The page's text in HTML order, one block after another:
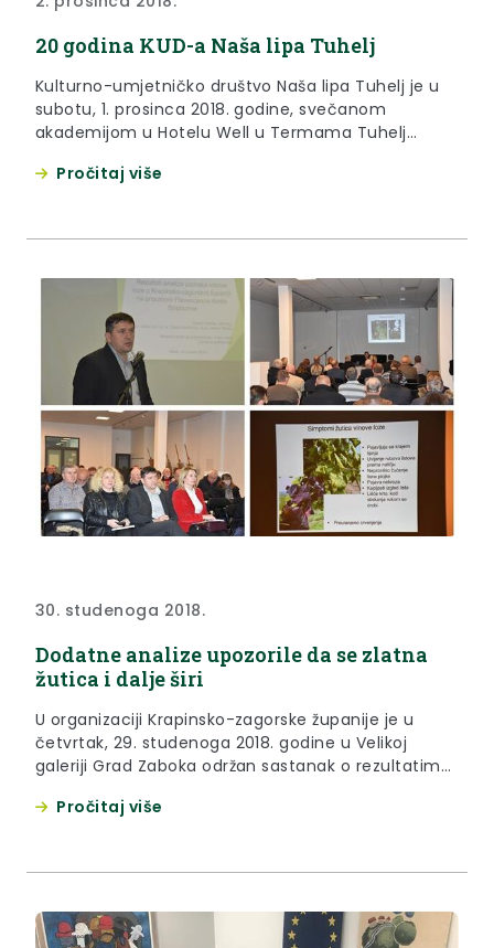
20 godina KUD-a Naša lipa Tuhelj
Kulturno-umjetničko društvo Naša lipa Tuhelj je u
subotu, 1. prosinca 2018. godine, svečanom
akademijom u Hotelu Well u Termama Tuhelj
Pročitaj više
30. studenoga 2018.
Dodatne analize upozorile da se zlatna
žutica i dalje širi
U organizaciji Krapinsko-zagorske županije je u
četvrtak, 29. studenoga 2018. godine u Velikoj
galeriji Grad Zaboka održan sastanak o rezultatima
žutice u vinogradima na području Krapinsko-
Pročitaj više